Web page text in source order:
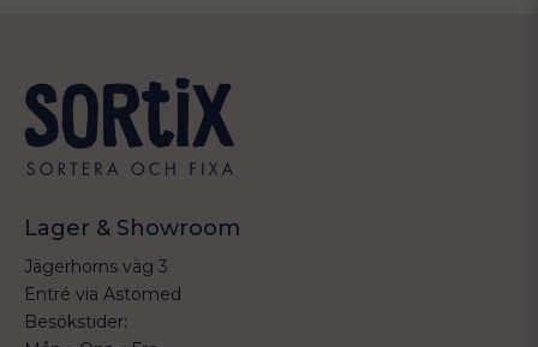
Lager & Showroom
Jägerhorns väg 3
Entré via Astomed
Besökstider: